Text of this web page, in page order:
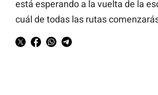
está esperando a la vuelta de la
cuál de todas las rutas